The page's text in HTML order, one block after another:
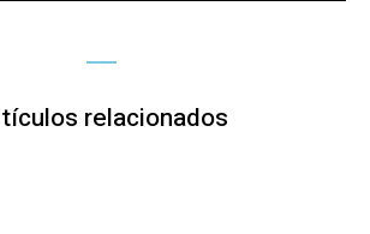
relacionados